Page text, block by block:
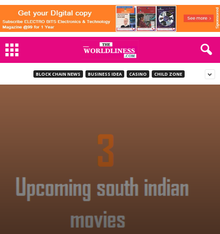
BLOCK CHAIN NEWS BUSINESS IDEA CASINO CHILD ZONE